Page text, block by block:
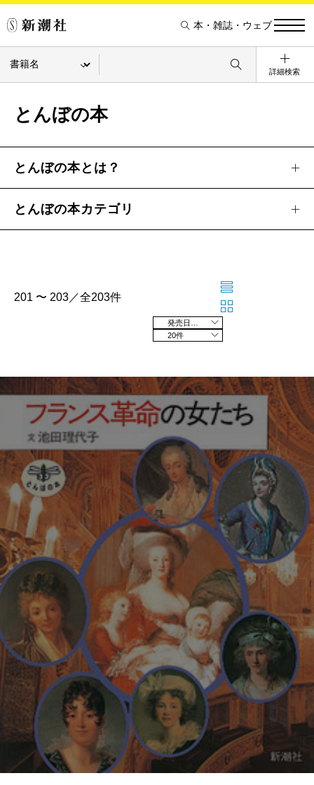
本・雑誌・ウェブ
詳細検索
とんぼの本
とんぼの本とは？
とんぼの本カテゴリ
201 〜 203／全203件
20件